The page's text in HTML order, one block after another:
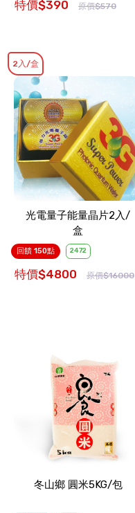
特價$390 原價$570
光電量子能量晶片2入/
盒
回饋 150點 2472
特價$4800 原價$16000
2入/盒
冬山鄉 圓米5KG/包